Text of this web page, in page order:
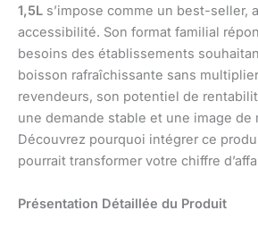
1,5L s’impose comme un best-seller,
accessibilité. Son format familial
besoins des établissements
boisson rafraîchissante sans
revendeurs, son potentiel de
une demande stable et une image de
Découvrez pourquoi intégrer ce
pourrait transformer votre chiffre
Présentation Détaillée du Produit